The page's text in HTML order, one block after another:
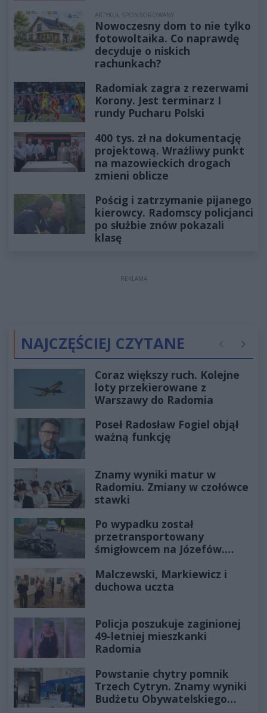
ARTYKUŁ SPONSOROWANY
Nowoczesny dom to nie tylko
fotowoltaika. Co naprawdę
decyduje o niskich
rachunkach?
Radomiak zagra z rezerwami
Korony. Jest terminarz I
rundy Pucharu Polski
400 tys. zł na dokumentację
projektową. Wrażliwy punkt
na mazowieckich drogach
zmieni oblicze
Pościg i zatrzymanie pijanego
kierowcy. Radomscy policjanci
po służbie znów pokazali
klasę
REKLAMA
NAJCZĘŚCIEJ CZYTANE Poprzednie
Coraz większy ruch. Kolejne
loty przekierowane z
Warszawy do Radomia
Poseł Radosław Fogiel objął
ważną funkcję
Znamy wyniki matur w
Radomiu. Zmiany w czołówce
stawki
Po wypadku został
przetransportowany
śmigłowcem na Józefów.
Malczewski, Markiewicz i
duchowa uczta
Policja poszukuje zaginionej
49-letniej mieszkanki
Radomia
Powstanie chytry pomnik
Trzech Cytryn. Znamy wyniki
Budżetu Obywatelskiego